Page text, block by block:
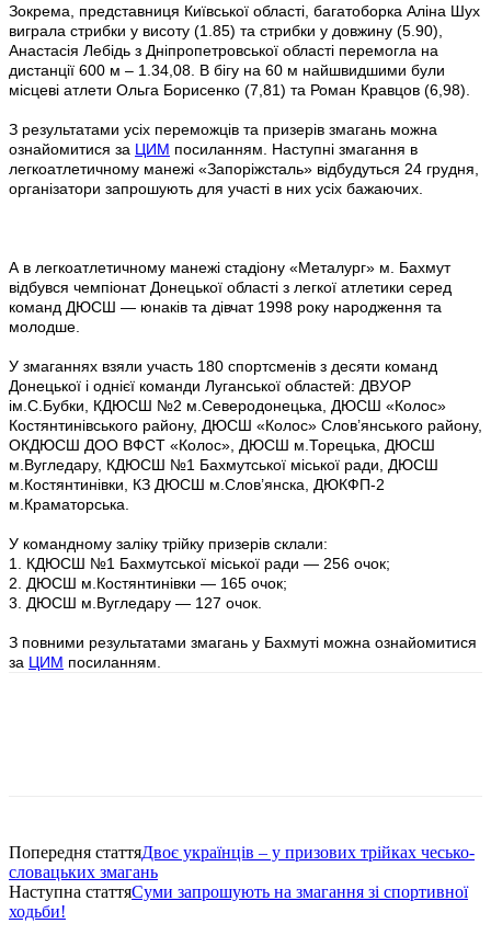
Зокрема, представниця Київської області, багатоборка Аліна Шух
виграла стрибки у висоту (1.85) та стрибки у довжину (5.90),
Анастасія Лебідь з Дніпропетровської області перемогла на
дистанції 600 м – 1.34,08. В бігу на 60 м найшвидшими були
місцеві атлети Ольга Борисенко (7,81) та Роман Кравцов (6,98).
З результатами усіх переможців та призерів змагань можна
ознайомитися за ЦИМ посиланням. Наступні змагання в
легкоатлетичному манежі «Запоріжсталь» відбудуться 24 грудня,
організатори запрошують для участі в них усіх бажаючих.
А в легкоатлетичному манежі стадіону «Металург» м. Бахмут
відбувся чемпіонат Донецької області з легкої атлетики серед
команд ДЮСШ — юнаків та дівчат 1998 року народження та
молодше.
У змаганнях взяли участь 180 спортсменів з десяти команд
Донецької і однієї команди Луганської областей: ДВУОР
ім.С.Бубки, КДЮСШ №2 м.Северодонецька, ДЮСШ «Колос»
Костянтинівського району, ДЮСШ «Колос» Слов’янського району,
ОКДЮСШ ДОО ВФСТ «Колос», ДЮСШ м.Торецька, ДЮСШ
м.Вугледару, КДЮСШ №1 Бахмутської міської ради, ДЮСШ
м.Костянтинівки, КЗ ДЮСШ м.Слов’янска, ДЮКФП-2
м.Краматорська.
У командному заліку трійку призерів склали:
1. КДЮСШ №1 Бахмутської міської ради — 256 очок;
2. ДЮСШ м.Костянтинівки — 165 очок;
3. ДЮСШ м.Вугледару — 127 очок.
З повними результатами змагань у Бахмуті можна ознайомитися
за ЦИМ посиланням.
Попередня статтяДвоє українців – у призових трійках чесько-
словацьких змагань
Наступна статтяСуми запрошують на змагання зі спортивної
ходьби!